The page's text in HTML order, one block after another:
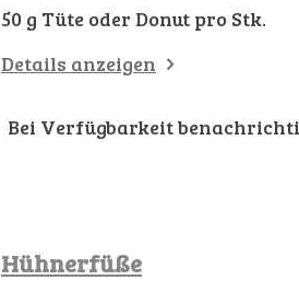
50 g Tüte oder Donut pro Stk.
Details anzeigen
Bei Verfügbarkeit
Hühnerfüße